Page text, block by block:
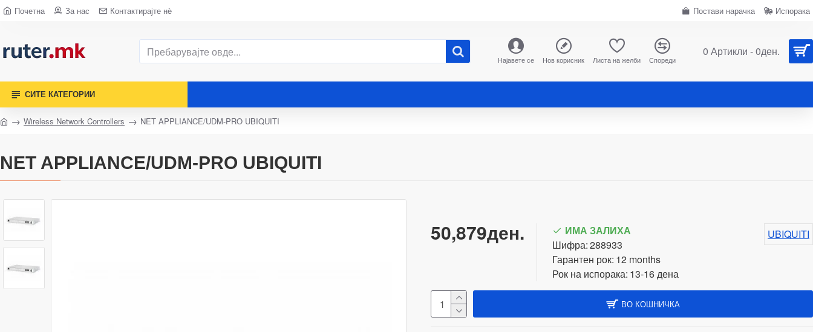
Почетна За нас Контактирајте нè Постави нарачка Испорака
Најавете се Нов корисник Листа на желби Спореди
0 Артикли - 0ден.
СИТЕ КАТЕГОРИИ
Wireless Network Controllers NET APPLIANCE/UDM-PRO UBIQUITI
NET APPLIANCE/UDM-PRO UBIQUITI
50,879ден.
ИМА ЗАЛИХА
Шифра:288933
Гарантен рок: 12 months
Рок на испорака: 13-16 дена
UBIQUITI
ВО КОШНИЧКА